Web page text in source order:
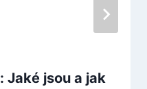
Jaké jsou a jak